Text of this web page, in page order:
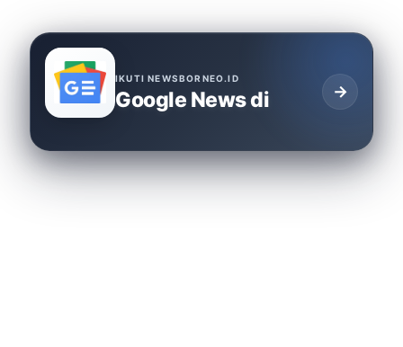
IKUTI NEWSBORNEO.ID
Google News di →